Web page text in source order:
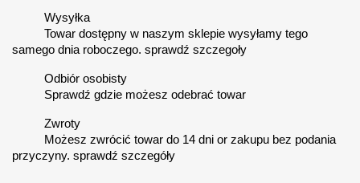
Wysyłka
Towar dostępny w naszym sklepie wysyłamy tego
samego dnia roboczego. sprawdź szczegoły
Odbiór osobisty
Sprawdź gdzie możesz odebrać towar
Zwroty
Możesz zwrócić towar do 14 dni or zakupu bez podania
przyczyny. sprawdź szczegóły